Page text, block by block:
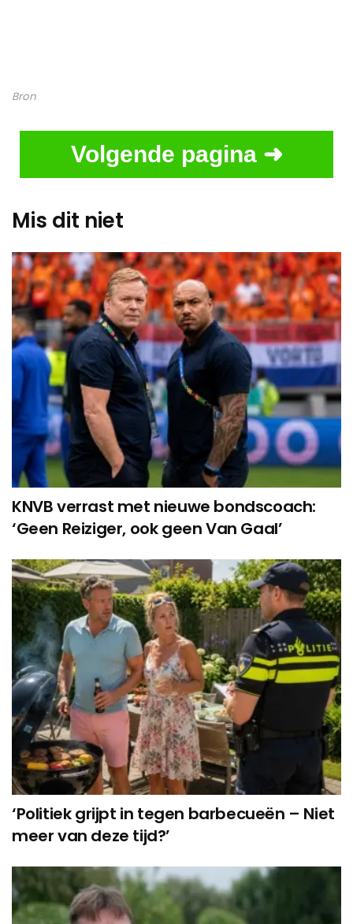
Bron
Volgende pagina ➜
Mis dit niet
KNVB verrast met nieuwe bondscoach:
‘Geen Reiziger, ook geen Van Gaal’
‘Politiek grijpt in tegen barbecueën – Niet
meer van deze tijd?’